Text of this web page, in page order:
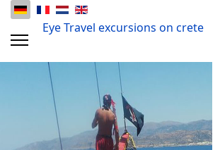
Eye Travel excursions on crete